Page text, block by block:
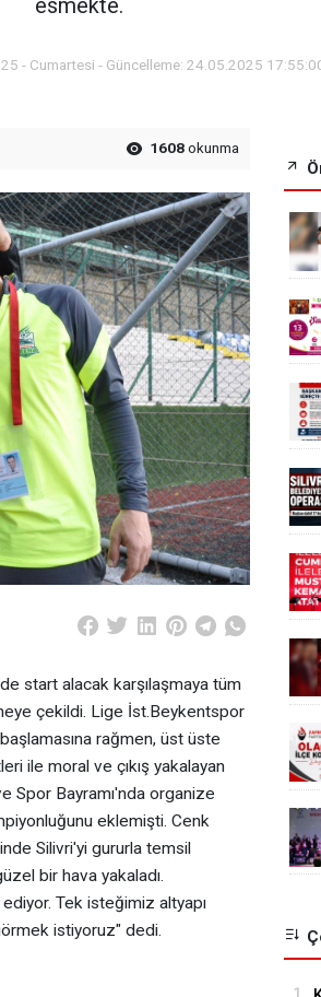
esmekte.
- Cumartesi - Güncelleme: 24.05.2025
1608okunma
start alacak karşılaşmaya tüm
çekildi. Lige İst.Beykentspor
rağmen, üst üste
ile moral ve çıkış yakalayan
Spor Bayramı'nda organize
eklemişti. Cenk
Silivri'yi gururla temsil
bir hava yakaladı.
ediyor. Tek isteğimiz altyapı
istiyoruz" dedi.